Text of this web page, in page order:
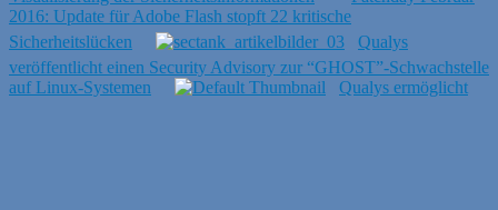
2016: Update für Adobe Flash stopft 22 kritische
Sicherheitslücken
Qualys
veröffentlicht einen Security Advisory zur “GHOST”-Schwachstelle
auf Linux-Systemen
Qualys ermöglicht